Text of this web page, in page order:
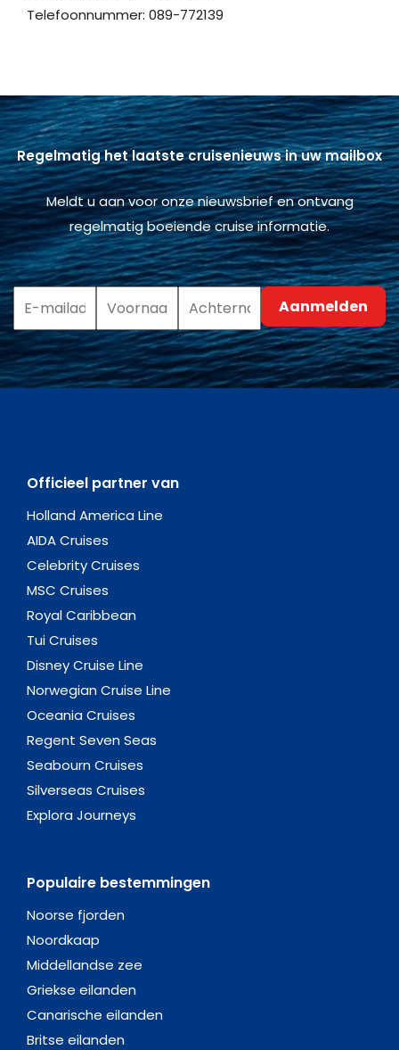
Telefoonnummer: 089-772139
Regelmatig het laatste cruisenieuws in uw mailbox
Meldt u aan voor onze nieuwsbrief en ontvang
regelmatig boeiende cruise informatie.
Officieel partner van
Holland America Line
AIDA Cruises
Celebrity Cruises
MSC Cruises
Royal Caribbean
Tui Cruises
Disney Cruise Line
Norwegian Cruise Line
Oceania Cruises
Regent Seven Seas
Seabourn Cruises
Silverseas Cruises
Explora Journeys
Populaire bestemmingen
Noorse fjorden
Noordkaap
Middellandse zee
Griekse eilanden
Canarische eilanden
Britse eilanden